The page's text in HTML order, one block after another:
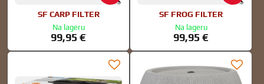
SF CARP FILTER
Na lageru
99,95 €
SF FROG FILTER
Na lageru
99,95 €